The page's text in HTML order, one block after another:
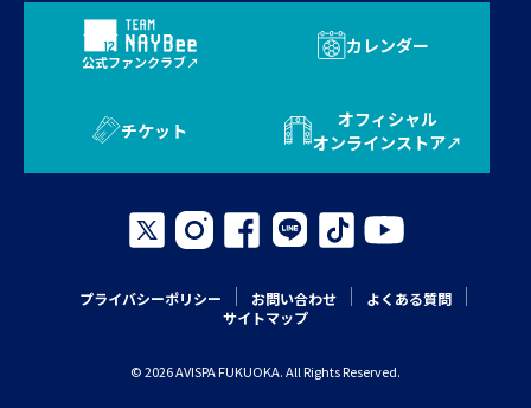
公式ファンクラブ
カレンダー
チケット
オフィシャル
オンラインストア
プライバシーポリシー お問い合わせ
よくある質問
サイトマップ
© 2026 AVISPA FUKUOKA. All Rights Reserved.